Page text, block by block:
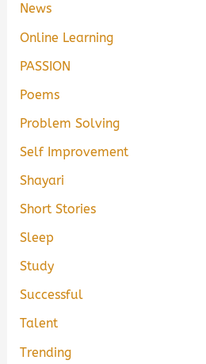
News
Online Learning
PASSION
Poems
Problem Solving
Self Improvement
Shayari
Short Stories
Sleep
Study
Successful
Talent
Trending